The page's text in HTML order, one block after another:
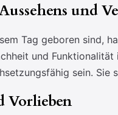
und
Tag geboren sind,
und
sein. Sie
Vorlieben